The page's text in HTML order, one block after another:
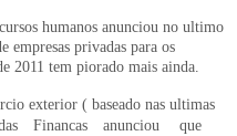
humanos anunciou no ultimo
empresas privadas para os
2011 tem piorado mais ainda.
exterior ( baseado nas ultimas
Financas anunciou que